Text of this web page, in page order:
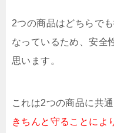
2つの商品はどちらで
なっているため、安全
思います。
これは2つの商品に共
きちんと守ることによ